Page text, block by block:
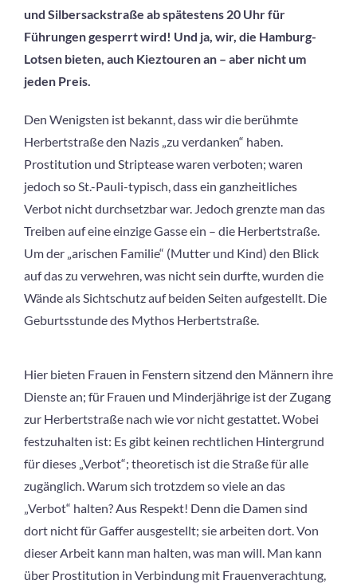
und Silbersackstraße ab spätestens 20 Uhr für
Führungen gesperrt wird! Und ja, wir, die Hamburg-
Lotsen bieten, auch Kieztouren an – aber nicht um
jeden Preis.
Den Wenigsten ist bekannt, dass wir die berühmte
Herbertstraße den Nazis „zu verdanken“ haben.
Prostitution und Striptease waren verboten; waren
jedoch so St.-Pauli-typisch, dass ein ganzheitliches
Verbot nicht durchsetzbar war. Jedoch grenzte man das
Treiben auf eine einzige Gasse ein – die Herbertstraße.
Um der „arischen Familie“ (Mutter und Kind) den Blick
auf das zu verwehren, was nicht sein durfte, wurden die
Wände als Sichtschutz auf beiden Seiten aufgestellt. Die
Geburtsstunde des Mythos Herbertstraße.
Hier bieten Frauen in Fenstern sitzend den Männern ihre
Dienste an; für Frauen und Minderjährige ist der Zugang
zur Herbertstraße nach wie vor nicht gestattet. Wobei
festzuhalten ist: Es gibt keinen rechtlichen Hintergrund
für dieses „Verbot“; theoretisch ist die Straße für alle
zugänglich. Warum sich trotzdem so viele an das
„Verbot“ halten? Aus Respekt! Denn die Damen sind
dort nicht für Gaffer ausgestellt; sie arbeiten dort. Von
dieser Arbeit kann man halten, was man will. Man kann
über Prostitution in Verbindung mit Frauenverachtung,